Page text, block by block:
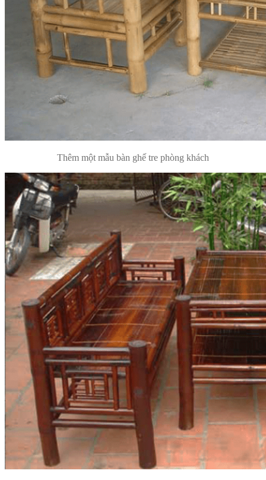
Thêm một mẫu bàn ghế tre phòng khách